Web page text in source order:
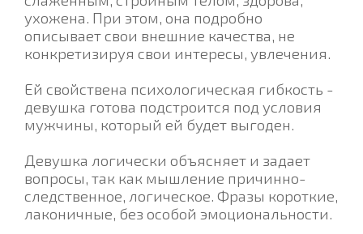
ухожена. При этом, она подробно
описывает свои внешние качества, не
конкретизируя свои интересы, увлечения.
Ей свойствена психологическая гибкость -
девушка готова подстроится под условия
мужчины, который ей будет выгоден.
Девушка логически объясняет и задает
вопросы, так как мышление причинно-
следственное, логическое. Фразы короткие,
лаконичные, без особой эмоциональности.